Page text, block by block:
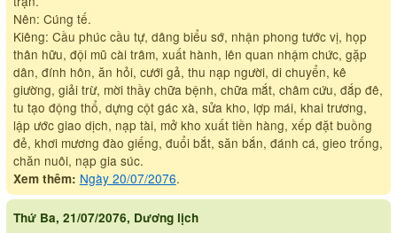
Nên: Cúng tế.
Kiêng: Cầu phúc cầu tự, dâng biểu sớ, nhận phong tước vị, họp
thân hữu, đội mũ cài trâm, xuất hành, lên quan nhậm chức, gặp
dân, đính hôn, ăn hỏi, cưới gả, thu nạp người, di chuyển, kê
giường, giải trừ, mời thầy chữa bệnh, chữa mắt, châm cứu, đắp đê,
tu tạo động thổ, dựng cột gác xà, sửa kho, lợp mái, khai trương,
lập ước giao dịch, nạp tài, mở kho xuất tiền hàng, xếp đặt buồng
đẻ, khơi mương đào giếng, đuổi bắt, săn bắn, đánh cá, gieo trống,
chăn nuôi, nạp gia súc.
Xem thêm: Ngày 20/07/2076.
Thứ Ba, 21/07/2076, Dương lịch